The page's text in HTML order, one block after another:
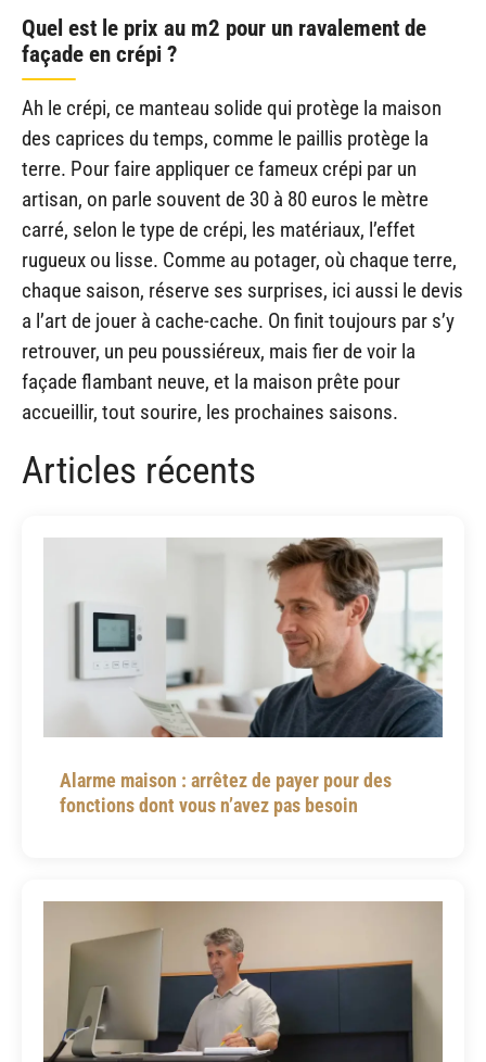
Quel est le prix au m2 pour un ravalement de
façade en crépi ?
Ah le crépi, ce manteau solide qui protège la maison
des caprices du temps, comme le paillis protège la
terre. Pour faire appliquer ce fameux crépi par un
artisan, on parle souvent de 30 à 80 euros le mètre
carré, selon le type de crépi, les matériaux, l’effet
rugueux ou lisse. Comme au potager, où chaque terre,
chaque saison, réserve ses surprises, ici aussi le devis
a l’art de jouer à cache-cache. On finit toujours par s’y
retrouver, un peu poussiéreux, mais fier de voir la
façade flambant neuve, et la maison prête pour
accueillir, tout sourire, les prochaines saisons.
Articles récents
Alarme maison : arrêtez de payer pour des
fonctions dont vous n’avez pas besoin